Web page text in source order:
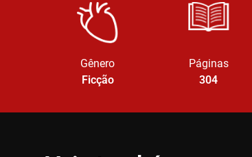
Gênero
Ficção
Páginas
304